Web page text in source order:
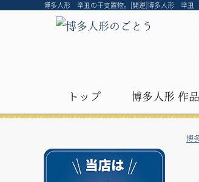
博多人形 辛丑の干支置物。[開運]博多人形 辛丑
トップ 博多人形 作
博